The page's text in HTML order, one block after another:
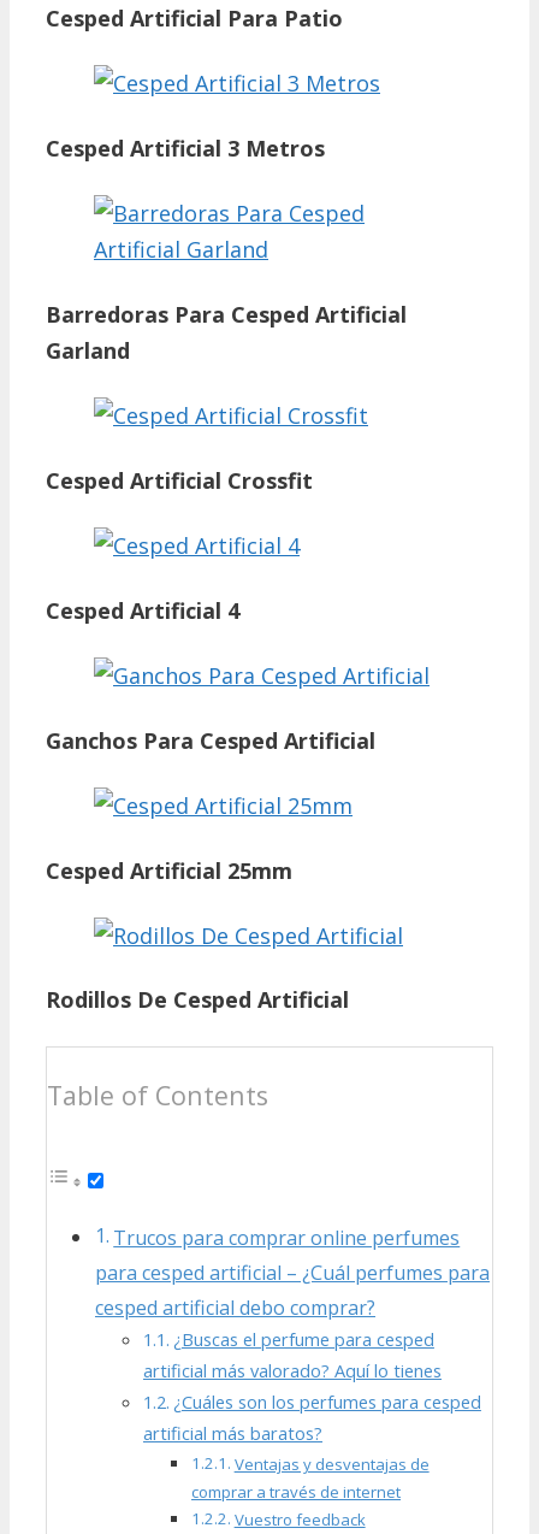
Cesped Artificial Para Patio
Cesped Artificial 3 Metros
Barredoras Para Cesped Artificial
Garland
Cesped Artificial Crossfit
Cesped Artificial 4
Ganchos Para Cesped Artificial
Cesped Artificial 25mm
Rodillos De Cesped Artificial
Table of Contents
Trucos para comprar online perfumes
para cesped artificial – ¿Cuál perfumes para
cesped artificial debo comprar?
¿Buscas el perfume para cesped
artificial más valorado? Aquí lo tienes
¿Cuáles son los perfumes para cesped
artificial más baratos?
Ventajas y desventajas de
comprar a través de internet
Vuestro feedback